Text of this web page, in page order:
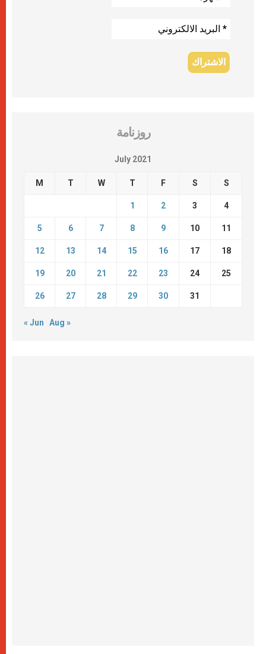
روزنامة
July 2021
M T W T F S S
1 2 3 4
5 6 7 8 9 10 11
12 13 14 15 16 17 18
19 20 21 22 23 24 25
26 27 28 29 30 31
« Jun Aug »